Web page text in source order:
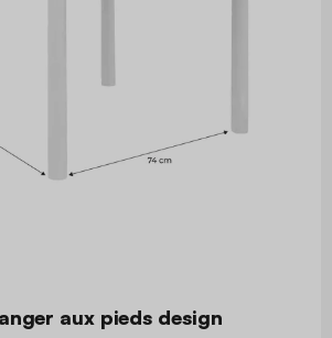
aux pieds design